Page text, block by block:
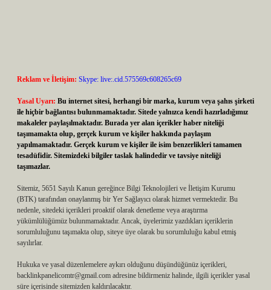
Reklam ve İletişim: Skype: live:.cid.575569c608265c69
Yasal Uyarı: Bu internet sitesi, herhangi bir marka, kurum veya şahıs şirketi
ile hiçbir bağlantısı bulunmamaktadır. Sitede yalnızca kendi hazırladığımız
makaleler paylaşılmaktadır. Burada yer alan içerikler haber niteliği
taşımamakta olup, gerçek kurum ve kişiler hakkında paylaşım
yapılmamaktadır. Gerçek kurum ve kişiler ile isim benzerlikleri tamamen
tesadüfidir. Sitemizdeki bilgiler taslak halindedir ve tavsiye niteliği
taşımazlar.
Sitemiz, 5651 Sayılı Kanun gereğince Bilgi Teknolojileri ve İletişim Kurumu
(BTK) tarafından onaylanmış bir Yer Sağlayıcı olarak hizmet vermektedir. Bu
nedenle, sitedeki içerikleri proaktif olarak denetleme veya araştırma
yükümlülüğümüz bulunmamaktadır. Ancak, üyelerimiz yazdıkları içeriklerin
sorumluluğunu taşımakta olup, siteye üye olarak bu sorumluluğu kabul etmiş
sayılırlar.
Hukuka ve yasal düzenlemelere aykırı olduğunu düşündüğünüz içerikleri,
backlinkpanelicomtr@gmail.com adresine bildirmeniz halinde, ilgili içerikler yasal
süre içerisinde sitemizden kaldırılacaktır.